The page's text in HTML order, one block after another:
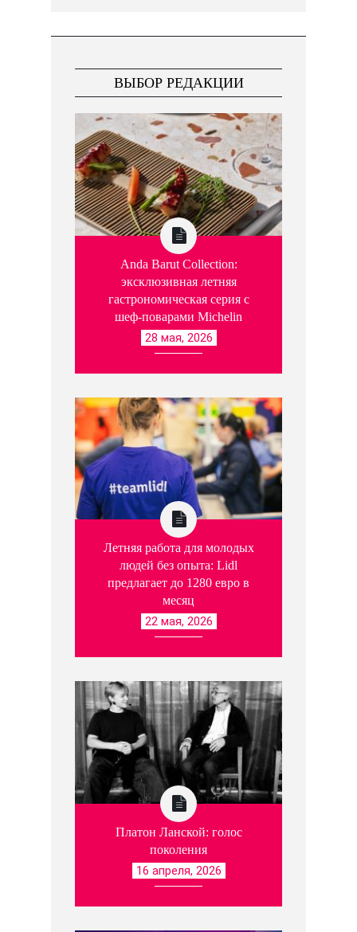
ВЫБОР РЕДАКЦИИ
Anda Barut Collection:
эксклюзивная летняя
гастрономическая серия с
шеф-поварами Michelin
28 мая, 2026
Летняя работа для молодых
людей без опыта: Lidl
предлагает до 1280 евро в
месяц
22 мая, 2026
Платон Ланской: голос
поколения
16 апреля, 2026